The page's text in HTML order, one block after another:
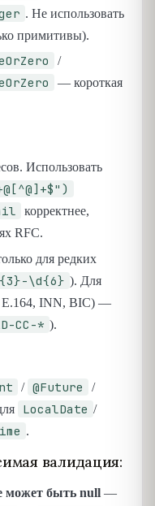
. Не использовать
примитивы).
/
— короткая
Использовать
корректнее,
RFC.
для редких
\d{6} ). Для
E.164, INN, BIC) —
CC-* ).
/ @Future /
LocalDate /
.
валидация:
может быть null —